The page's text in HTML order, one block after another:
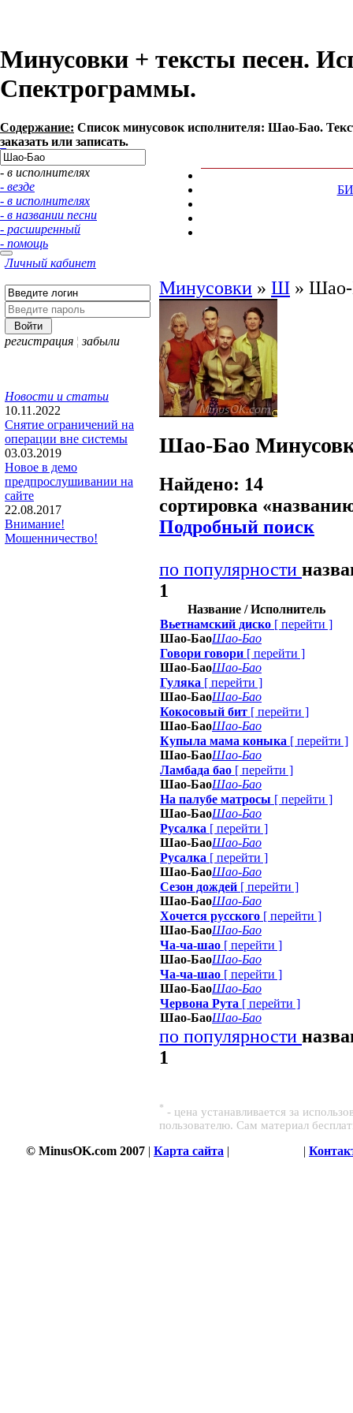
Минусовки + тексты песен.
Спектрограммы.
Содержание: Список минусовок исполнителя: Шао-Бао.
заказать или записать.
- в исполнителях
- везде
- в исполнителях
- в названии песни
- расширенный
- помощь
Личный кабинет
регистрация ¦ забыли
Новости и статьи
10.11.2022
Снятие ограничений на
операции вне системы
03.03.2019
Новое в демо
предпрослушивании на
сайте
22.08.2017
Внимание!
Мошенничество!
Минусовки » Ш » Шао-
Шао-Бао
Найдено: 14
сортировка «
Подробный поиск
по популярности
1
Название / Исполнитель
Вьетнамский диско [ перейти ]
Шао-БаоШао-Бао
Говори говори [ перейти ]
Шао-БаоШао-Бао
Гуляка [ перейти ]
Шао-БаоШао-Бао
Кокосовый бит [ перейти ]
Шао-БаоШао-Бао
Купыла мама коныка [ перейти ]
Шао-БаоШао-Бао
Ламбада бао [ перейти ]
Шао-БаоШао-Бао
На палубе матросы [ перейти ]
Шао-БаоШао-Бао
Русалка [ перейти ]
Шао-БаоШао-Бао
Русалка [ перейти ]
Шао-БаоШао-Бао
Сезон дождей [ перейти ]
Шао-БаоШао-Бао
Хочется русского [ перейти ]
Шао-БаоШао-Бао
Ча-ча-шао [ перейти ]
Шао-БаоШао-Бао
Ча-ча-шао [ перейти ]
Шао-БаоШао-Бао
Червона Рута [ перейти ]
Шао-БаоШао-Бао
по популярности
1
* - цена устанавливается за
пользователю. Сам материал
© MinusOK.com 2007 | Карта сайта | |